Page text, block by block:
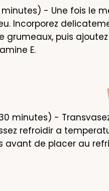
- Une fois le
Incorporez
grumeaux, puis
E.
minutes) -
refroidir a
avant de placer au